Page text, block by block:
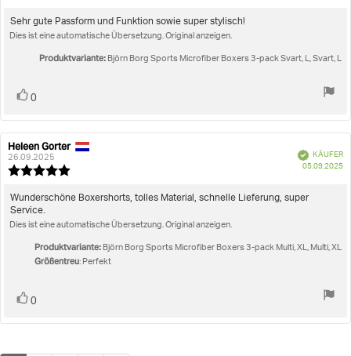
von
Rezensionstext:
Sehr gute Passform und Funktion sowie super stylisch!
Dies ist eine automatische Übersetzung. Original anzeigen.
Produktvariante: Björn Borg Sports Microfiber Boxers 3-pack Svart, L, Svart, L
Stimme
0
Autor
der
Rezension:
Heleen Gorter
26.09.2025
von
Sternen
VerifiziertKÄUFER
05.09.2025
Rezensionstext:
Wunderschöne Boxershorts, tolles Material, schnelle Lieferung, super
Service.
Dies ist eine automatische Übersetzung. Original anzeigen.
Produktvariante: Björn Borg Sports Microfiber Boxers 3-pack Multi, XL, Multi, XL
Größentreu: Perfekt
Stimme
0